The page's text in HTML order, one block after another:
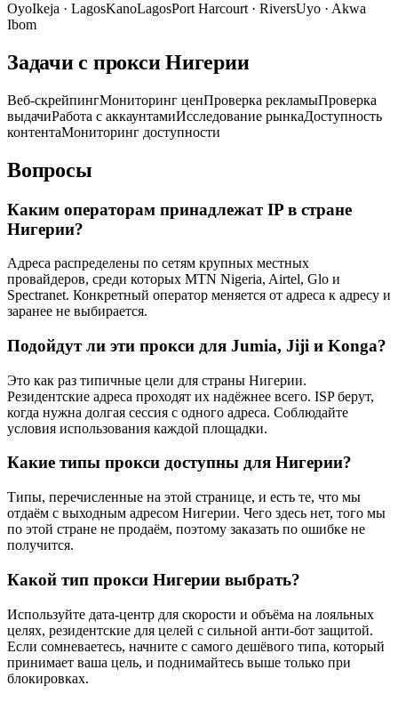
OyoIkeja · LagosKanoLagosPort Harcourt · RiversUyo · Akwa
Ibom
Задачи с прокси Нигерии
Веб-скрейпингМониторинг ценПроверка рекламыПроверка
выдачиРабота с аккаунтамиИсследование рынкаДоступность
контентаМониторинг доступности
Вопросы
Каким операторам принадлежат IP в стране
Нигерии?
Адреса распределены по сетям крупных местных
провайдеров, среди которых MTN Nigeria, Airtel, Glo и
Spectranet. Конкретный оператор меняется от адреса к адресу и
заранее не выбирается.
Подойдут ли эти прокси для Jumia, Jiji и Konga?
Это как раз типичные цели для страны Нигерии.
Резидентские адреса проходят их надёжнее всего. ISP берут,
когда нужна долгая сессия с одного адреса. Соблюдайте
условия использования каждой площадки.
Какие типы прокси доступны для Нигерии?
Типы, перечисленные на этой странице, и есть те, что мы
отдаём с выходным адресом Нигерии. Чего здесь нет, того мы
по этой стране не продаём, поэтому заказать по ошибке не
получится.
Какой тип прокси Нигерии выбрать?
Используйте дата-центр для скорости и объёма на лояльных
целях, резидентские для целей с сильной анти-бот защитой.
Если сомневаетесь, начните с самого дешёвого типа, который
принимает ваша цель, и поднимайтесь выше только при
блокировках.